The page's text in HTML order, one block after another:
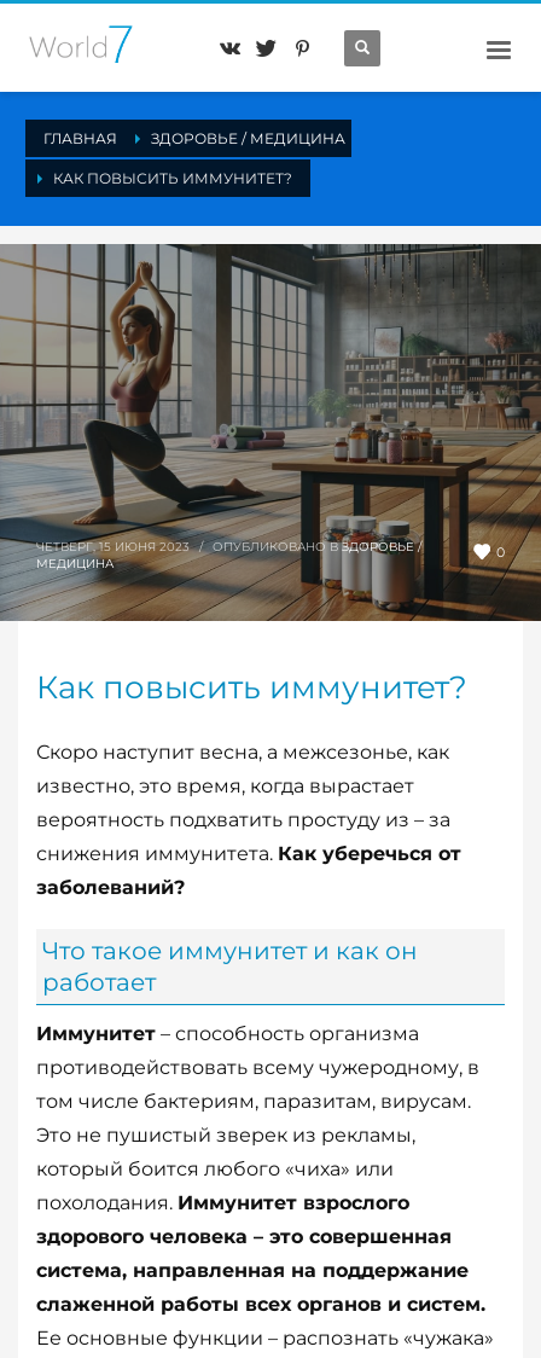
ГЛАВНАЯ ЗДОРОВЬЕ / МЕДИЦИНА
КАК ПОВЫСИТЬ ИММУНИТЕТ?
0
ЧЕТВЕРГ, 15 ИЮНЯ 2023 / ОПУБЛИКОВАНО ВЗДОРОВЬЕ /
МЕДИЦИНА
Как повысить иммунитет?
Скоро наступит весна, а межсезонье, как
известно, это время, когда вырастает
вероятность подхватить простуду из – за
снижения иммунитета. Как уберечься от
заболеваний?
Что такое иммунитет и как он
работает
Иммунитет – способность организма
противодействовать всему чужеродному, в
том числе бактериям, паразитам, вирусам.
Это не пушистый зверек из рекламы,
который боится любого «чиха» или
похолодания. Иммунитет взрослого
здорового человека – это совершенная
система, направленная на поддержание
слаженной работы всех органов и систем.
Ее основные функции – распознать «чужака»